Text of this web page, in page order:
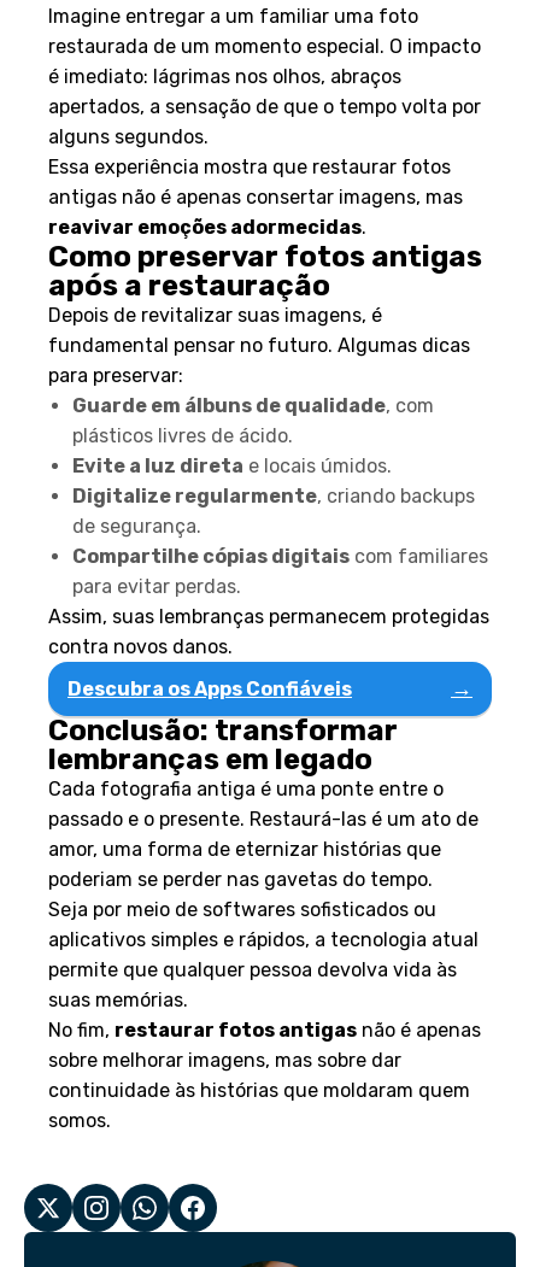
Imagine entregar a um familiar uma foto
restaurada de um momento especial. O impacto
é imediato: lágrimas nos olhos, abraços
apertados, a sensação de que o tempo volta por
alguns segundos.
Essa experiência mostra que restaurar fotos
antigas não é apenas consertar imagens, mas
reavivar emoções adormecidas.
Como preservar fotos antigas
após a restauração
Depois de revitalizar suas imagens, é
fundamental pensar no futuro. Algumas dicas
para preservar:
Guarde em álbuns de qualidade, com
plásticos livres de ácido.
Evite a luz direta e locais úmidos.
Digitalize regularmente, criando backups
de segurança.
Compartilhe cópias digitais com familiares
para evitar perdas.
Assim, suas lembranças permanecem protegidas
contra novos danos.
Descubra os Apps Confiáveis
→
Conclusão: transformar
lembranças em legado
Cada fotografia antiga é uma ponte entre o
passado e o presente. Restaurá-las é um ato de
amor, uma forma de eternizar histórias que
poderiam se perder nas gavetas do tempo.
Seja por meio de softwares sofisticados ou
aplicativos simples e rápidos, a tecnologia atual
permite que qualquer pessoa devolva vida às
suas memórias.
No fim, restaurar fotos antigas não é apenas
sobre melhorar imagens, mas sobre dar
continuidade às histórias que moldaram quem
somos.